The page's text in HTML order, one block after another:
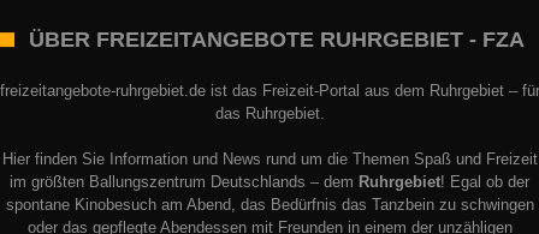
ÜBER FREIZEITANGEBOTE RUHRGEBIET - FZA
freizeitangebote-ruhrgebiet.de ist das Freizeit-Portal aus dem Ruhrgebiet – für
das Ruhrgebiet.
Hier finden Sie Information und News rund um die Themen Spaß und Freizeit
im größten Ballungszentrum Deutschlands – dem Ruhrgebiet! Egal ob der
spontane Kinobesuch am Abend, das Bedürfnis das Tanzbein zu schwingen
oder das gepflegte Abendessen mit Freunden in einem der unzähligen